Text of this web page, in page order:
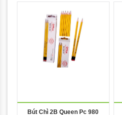
Bút Chì 2B Queen Pc 980